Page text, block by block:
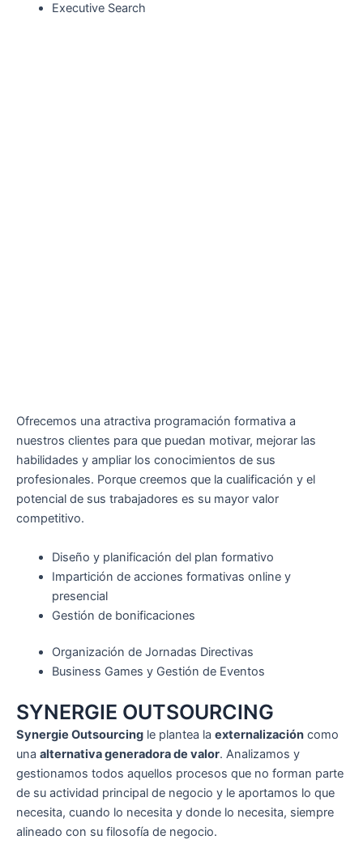
Executive Search
Ofrecemos una atractiva programación formativa a
nuestros clientes para que puedan motivar, mejorar las
habilidades y ampliar los conocimientos de sus
profesionales. Porque creemos que la cualificación y el
potencial de sus trabajadores es su mayor valor
competitivo.
Diseño y planificación del plan formativo
Impartición de acciones formativas online y
presencial
Gestión de bonificaciones
Organización de Jornadas Directivas
Business Games y Gestión de Eventos
SYNERGIE OUTSOURCING
Synergie Outsourcing le plantea la externalización como
una alternativa generadora de valor. Analizamos y
gestionamos todos aquellos procesos que no forman parte
de su actividad principal de negocio y le aportamos lo que
necesita, cuando lo necesita y donde lo necesita, siempre
alineado con su filosofía de negocio.